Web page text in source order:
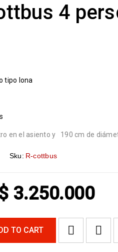
4
tipo lona
en el asiento y 190 cm de
Sku: R-cottbus
3.250.000
TO CART